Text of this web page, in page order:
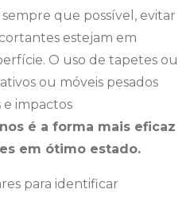
que possível, evitar
estejam em
O uso de tapetes ou
ou móveis pesados
impactos
é a forma mais eficaz
em ótimo estado.
para identificar